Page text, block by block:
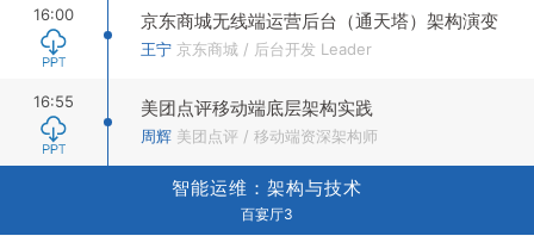
16:00 京东商城无线端运营后台（通天塔）架构演变
王宁 京东商城 / 后台开发 Leader
16:55 美团点评移动端底层架构实践
周辉 美团点评 / 移动端资深架构师
智能运维：架构与技术
百宴厅3